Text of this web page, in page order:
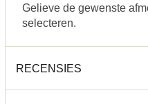
Gelieve de gewenste
selecteren.
RECENSIES